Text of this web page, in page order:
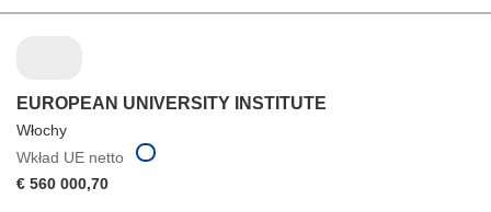
EUROPEAN UNIVERSITY INSTITUTE
Włochy
Wkład UE netto
€ 560 000,70